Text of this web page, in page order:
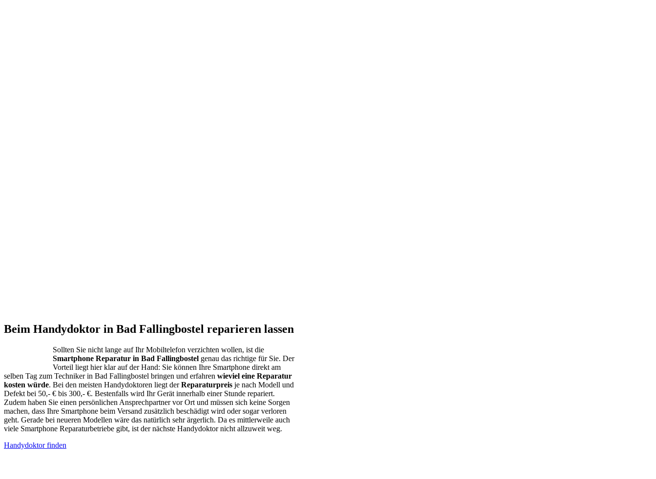
Beim Handydoktor in Bad Fallingbostel reparieren lassen
Sollten Sie nicht lange auf Ihr Mobiltelefon verzichten wollen, ist die
Smartphone Reparatur in Bad Fallingbostel genau das richtige für Sie. Der
Vorteil liegt hier klar auf der Hand: Sie können Ihre Smartphone direkt am
selben Tag zum Techniker in Bad Fallingbostel bringen und erfahren wieviel eine Reparatur
kosten würde. Bei den meisten Handydoktoren liegt derReparaturpreis je nach Modell und
Defekt bei 50,- € bis 300,- €. Bestenfalls wird Ihr Gerät innerhalb einer Stunde repariert.
Zudem haben Sie einen persönlichen Ansprechpartner vor Ort und müssen sich keine Sorgen
machen, dass Ihre Smartphone beim Versand zusätzlich beschädigt wird oder sogar verloren
geht. Gerade bei neueren Modellen wäre das natürlich sehr ärgerlich. Da es mittlerweile auch
viele Smartphone Reparaturbetriebe gibt, ist der nächste Handydoktor nicht allzuweit weg.
Handydoktor finden